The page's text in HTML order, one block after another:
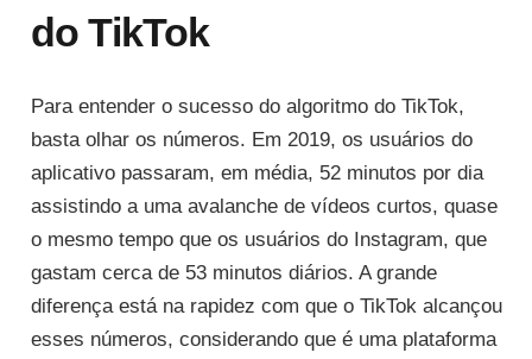
do TikTok
Para entender o sucesso do algoritmo do TikTok,
basta olhar os números. Em 2019, os usuários do
aplicativo passaram, em média, 52 minutos por dia
assistindo a uma avalanche de vídeos curtos, quase
o mesmo tempo que os usuários do Instagram, que
gastam cerca de 53 minutos diários. A grande
diferença está na rapidez com que o TikTok alcançou
esses números, considerando que é uma plataforma